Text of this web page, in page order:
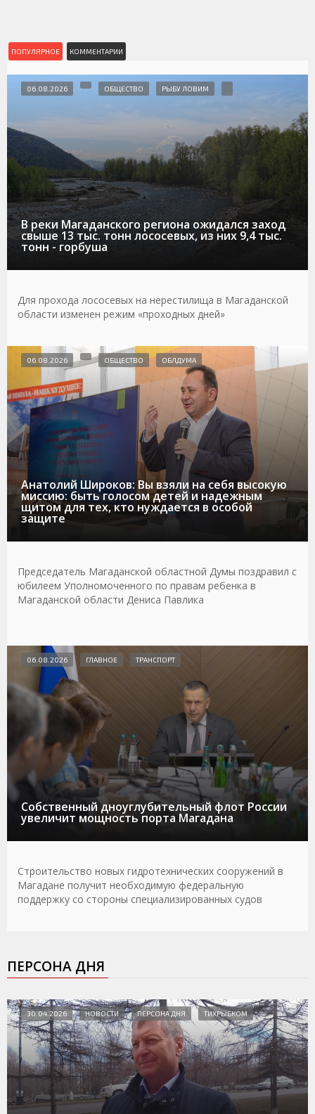
ПОПУЛЯРНОЕ КОММЕНТАРИИ
В реки Магаданского региона ожидался заход
свыше 13 тыс. тонн лососевых, из них 9,4 тыс.
тонн - горбуша
06.08.2026 ОБЩЕСТВО РЫБУ ЛОВИМ
Для прохода лососевых на нерестилища в Магаданской
области изменен режим «проходных дней»
Анатолий Широков: Вы взяли на себя высокую
миссию: быть голосом детей и надежным
щитом для тех, кто нуждается в особой
защите
06.08.2026 ОБЩЕСТВО ОБЛДУМА
Председатель Магаданской областной Думы поздравил с
юбилеем Уполномоченного по правам ребенка в
Магаданской области Дениса Павлика
Собственный дноуглубительный флот России
увеличит мощность порта Магадана
06.08.2026 ГЛАВНОЕ ТРАНСПОРТ
Строительство новых гидротехнических сооружений в
Магадане получит необходимую федеральную
поддержку со стороны специализированных судов
ПЕРСОНА ДНЯ
30.04.2026 НОВОСТИ ПЕРСОНА ДНЯ ТИХРЫБКОМ